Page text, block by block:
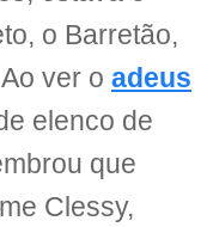
o Barretão,
ver o adeus
elenco de
que
Clessy,